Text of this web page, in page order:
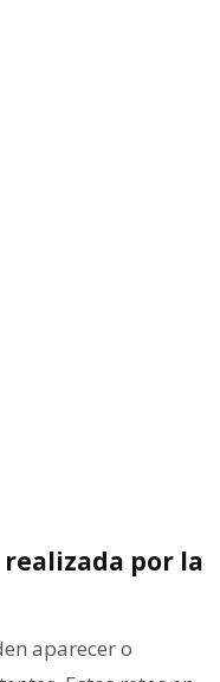
por la
aparecer o